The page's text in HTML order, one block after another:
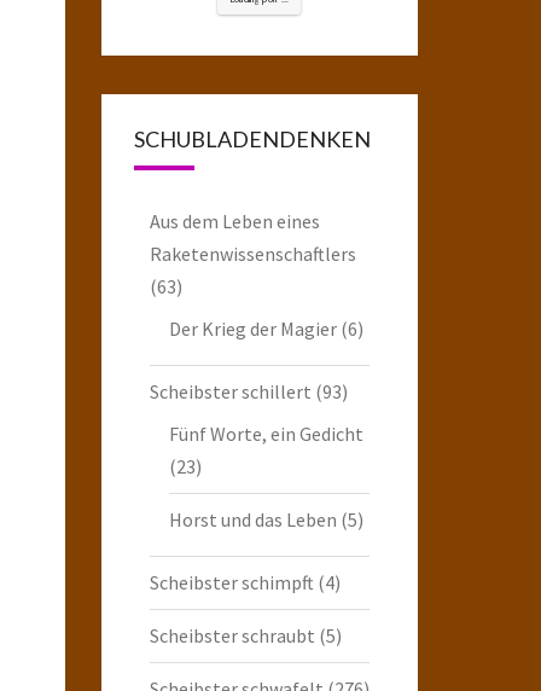
SCHUBLADENDENKEN
Aus dem Leben eines
Raketenwissenschaftlers
(63)
Der Krieg der Magier(6)
Scheibster schillert (93)
Fünf Worte, ein Gedicht
(23)
Horst und das Leben (5)
Scheibster schimpft (4)
Scheibster schraubt (5)